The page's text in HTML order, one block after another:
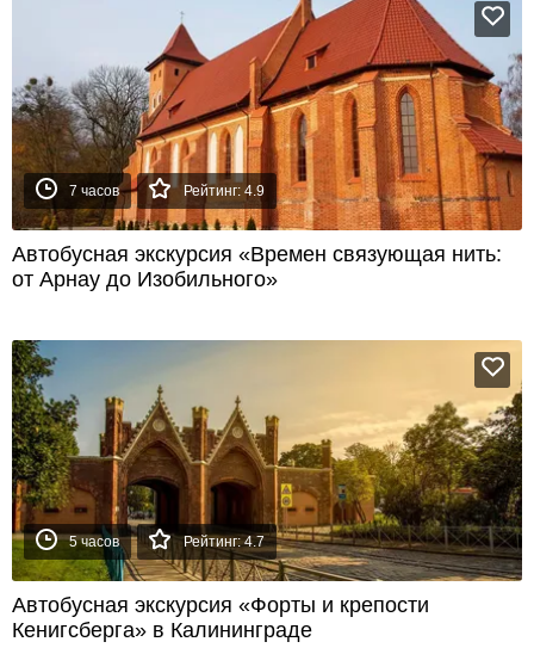
7 часов Рейтинг: 4.9
Автобусная экскурсия «Времен связующая нить:
от Арнау до Изобильного»
5 часов Рейтинг: 4.7
Автобусная экскурсия «Форты и крепости
Кенигсберга» в Калининграде